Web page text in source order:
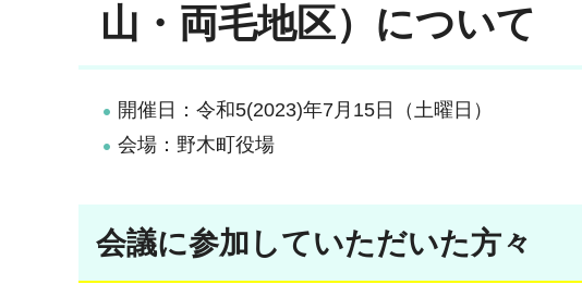
山・両毛地区）について
開催日：令和5(2023)年7月15日（土曜日）
会場：野木町役場
会議に参加していただいた方々